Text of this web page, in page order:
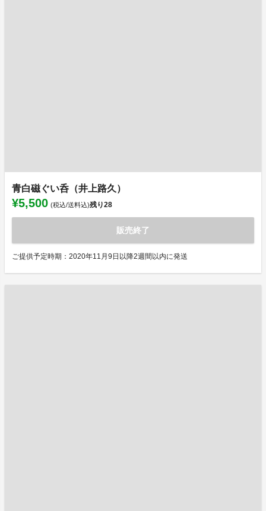
青白磁ぐい呑（井上路久）
¥5,500 (税込/送料込)残り28
販売終了
ご提供予定時期：2020年11月9日以降2週間以内に発送